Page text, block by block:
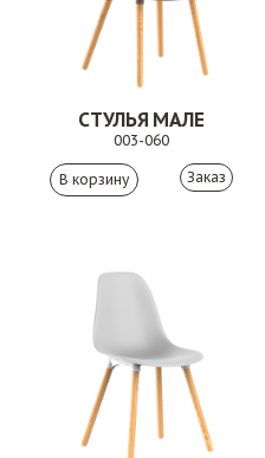
СТУЛЬЯ МАЛЕ
003-060
Заказ